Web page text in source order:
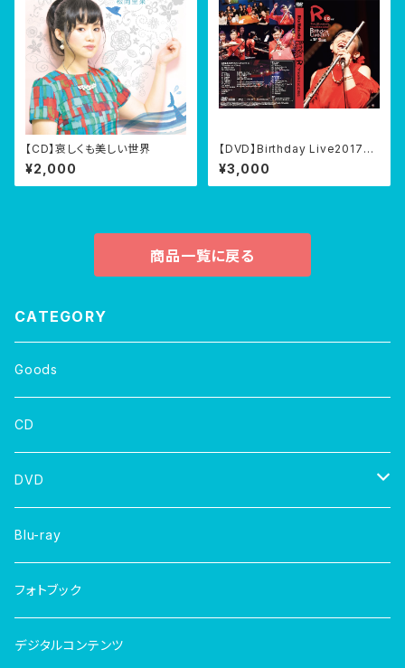
【CD】哀しくも美しい世界
¥2,000
【DVD】Birthday Live2017『R
-Recollect at JzBrat』2017/
04/15
¥3,000
商品一覧に戻る
CATEGORY
Goods
CD
DVD
写真集
Blu-ray
フォトブック
デジタルコンテンツ